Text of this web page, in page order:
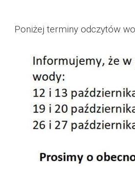
Dzień
Dzień
Dzień
Poniżej terminy odczytów